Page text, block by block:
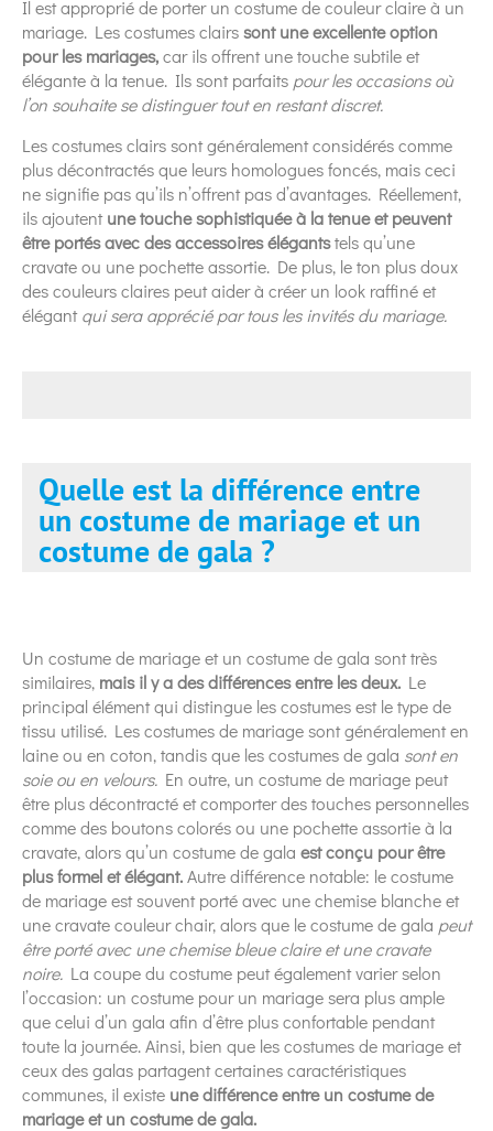
Il est approprié de porter un costume de couleur claire à un
mariage. Les costumes clairssont une excellente option
pour les mariages,car ils offrent une touche subtile et
élégante à la tenue. Ils sont parfaits pour les occasions où
l’on souhaite se distinguer tout en restant discret.
Les costumes clairs sont généralement considérés comme
plus décontractés que leurs homologues foncés, mais ceci
ne signifie pas qu’ils n’offrent pas d’avantages. Réellement,
ils ajoutentune touche sophistiquée à la tenue et peuvent
être portés avec des accessoires élégantstels qu’une
cravate ou une pochette assortie. De plus, le ton plus doux
des couleurs claires peut aider à créer un look raffiné et
élégantqui sera apprécié par tous les invités du mariage.
Quelle est la différence entre
un costume de mariage et un
costume de gala ?
Un costume de mariage et un costume de gala sont très
similaires, mais il y a des différences entre les deux. Le
principal élément qui distingue les costumes est le type de
tissu utilisé. Les costumes de mariage sont généralement en
laine ou en coton, tandis que les costumes de gala sont en
soie ou en velours. En outre, un costume de mariage peut
être plus décontracté et comporter des touches personnelles
comme des boutons colorés ou une pochette assortie à la
cravate, alors qu’un costume de gala est conçu pour être
plus formel et élégant.Autre différence notable: le costume
de mariage est souvent porté avec une chemise blanche et
une cravate couleur chair, alors que le costume de gala peut
être porté avec une chemise bleue claire et une cravate
noire. La coupe du costume peut également varier selon
l’occasion: un costume pour un mariage sera plus ample
que celui d’un gala afin d’être plus confortable pendant
toute la journée. Ainsi, bien que les costumes de mariage et
ceux des galas partagent certaines caractéristiques
communes, il existe une différence entre un costume de
mariage et un costume de gala.